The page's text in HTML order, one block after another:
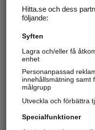
Hitta.se och dess
följande:
Syften
Lagra och/eller få
enhet
Personanpassad
innehållsmätning samt
målgrupp
Utveckla och förbättra
Specialfunktioner